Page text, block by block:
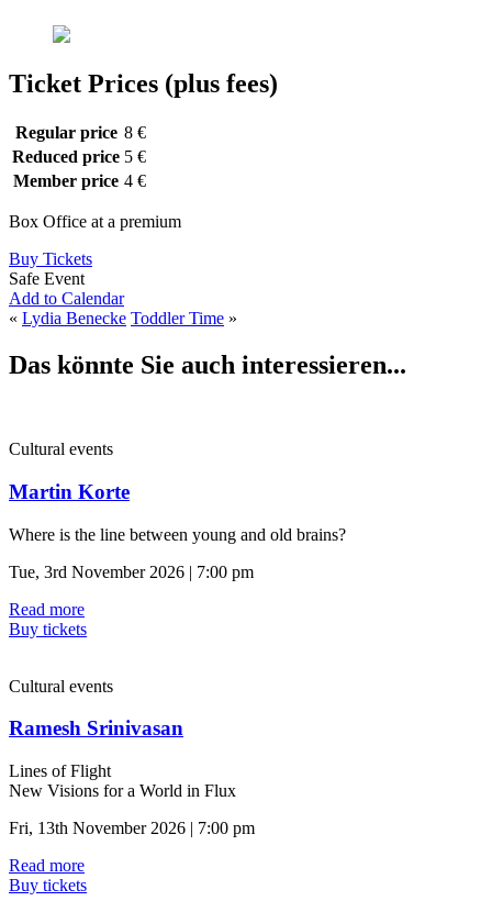
Ticket Prices (plus fees)
Regular price 8 €
Reduced price 5 €
Member price 4 €
Box Office at a premium
Buy Tickets
Safe Event
Add to Calendar
« Lydia Benecke Toddler Time »
Das könnte Sie auch interessieren...
Cultural events
Martin Korte
Where is the line between young and old brains?
Tue, 3rd November 2026 | 7:00 pm
Read more
Buy tickets
Cultural events
Ramesh Srinivasan
Lines of Flight
New Visions for a World in Flux
Fri, 13th November 2026 | 7:00 pm
Read more
Buy tickets